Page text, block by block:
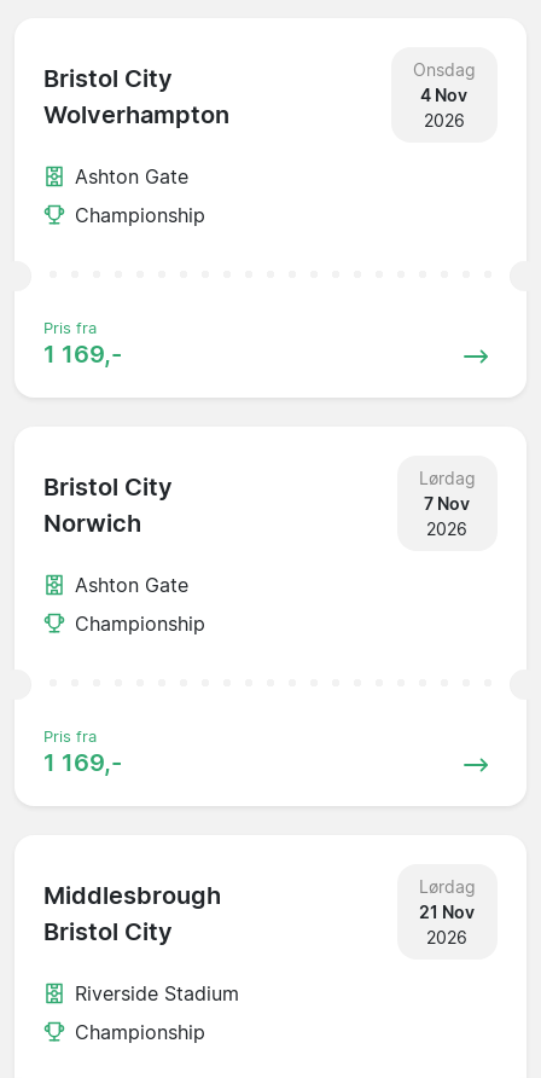
Bristol City
Wolverhampton
Onsdag
4 Nov
2026
Ashton Gate
Championship
Pris fra
1 169,-
Bristol City
Norwich
Lørdag
7 Nov
2026
Ashton Gate
Championship
Pris fra
1 169,-
Middlesbrough
Bristol City
Lørdag
21 Nov
2026
Riverside Stadium
Championship